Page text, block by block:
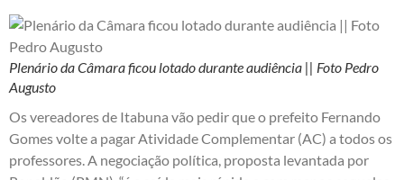
Plenário da Câmara ficou lotado durante audiência || Foto Pedro
Augusto
Os vereadores de Itabuna vão pedir que o prefeito Fernando
Gomes volte a pagar Atividade Complementar (AC) ​​a todos os
professores. A negociação política, proposta levantada por